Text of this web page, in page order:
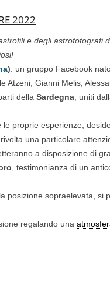
2022
e degli astrofotografi
): un gruppo Facebook
Gianni Melis,
della Sardegna, uniti
proprie esperienze,
una particolare
a disposizione di
, testimonianza di un
sopraelevata, si
regalando una